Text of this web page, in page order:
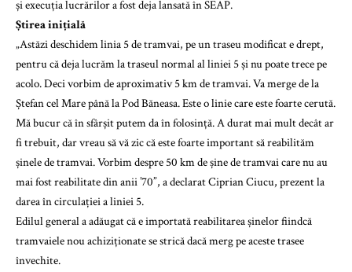
și execuția lucrărilor a fost deja lansată în SEAP.
Știrea inițială
„Astăzi deschidem linia 5 de tramvai, pe un traseu modificat e drept,
pentru că deja lucrăm la traseul normal al liniei 5 și nu poate trece pe
acolo. Deci vorbim de aproximativ 5 km de tramvai. Va merge de la
Ștefan cel Mare până la Pod Băneasa. Este o linie care este foarte cerută.
Mă bucur că în sfârșit putem da în folosință. A durat mai mult decât ar
fi trebuit, dar vreau să vă zic că este foarte important să reabilităm
șinele de tramvai. Vorbim despre 50 km de șine de tramvai care nu au
mai fost reabilitate din anii ’70”, a declarat Ciprian Ciucu, prezent la
darea în circulației a liniei 5.
Edilul general a adăugat că e importată reabilitarea șinelor fiindcă
tramvaiele nou achiziționate se strică dacă merg pe aceste trasee
învechite.